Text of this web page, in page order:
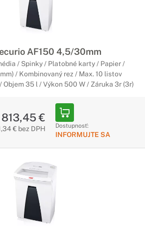
AF150 4,5/30mm
/ Spinky / Platobné karty / Papier /
/ Kombinovaný rez / Max. 10 listov
Objem 35 l / Výkon 500 W / Záruka 3r (3r)
813,45 €
€ bez DPH Dostupnosť:
INFORMUJTE SA